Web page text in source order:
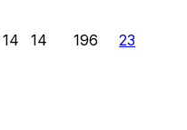
14 14 196 23